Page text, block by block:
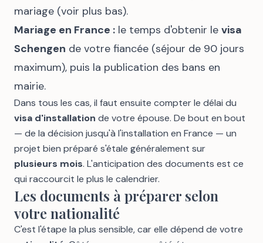
mariage (voir plus bas).
Mariage en France : le temps d'obtenir le visa
Schengen de votre fiancée (séjour de 90 jours
maximum), puis la publication des bans en
mairie.
Dans tous les cas, il faut ensuite compter le délai du
visa d'installation de votre épouse. De bout en bout
— de la décision jusqu'à l'installation en France — un
projet bien préparé s'étale généralement sur
plusieurs mois. L'anticipation des documents est ce
qui raccourcit le plus le calendrier.
Les documents à préparer selon
votre nationalité
C'est l'étape la plus sensible, car elle dépend de votre